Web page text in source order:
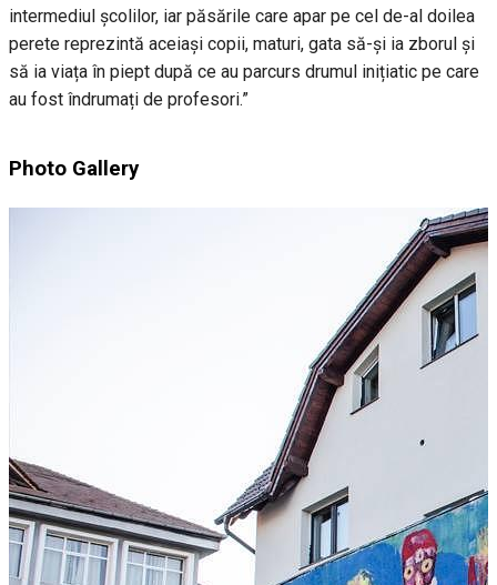
intermediul școlilor, iar păsările care apar pe cel de-al doilea
perete reprezintă aceiași copii, maturi, gata să-și ia zborul și
să ia viața în piept după ce au parcurs drumul inițiatic pe care
au fost îndrumați de profesori.”
Photo Gallery